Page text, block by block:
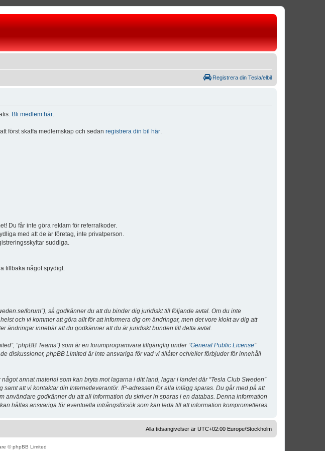
Registrera din Tesla/elbil
Bli medlem här.
först skaffa medlemskap och sedan registrera din bil här.
Du får inte göra reklam för referralkoder.
med att de är företag, inte privatperson.
suddiga.
tillbaka något spydigt.
forum”), så godkänner du att du binder dig juridiskt till följande avtal. Om du inte
och vi kommer att göra allt för att informera dig om ändringar, men det vore klokt av dig att
ändringar innebär att du godkänner att du är juridiskt bunden till detta avtal.
“phpBB Teams”) som är en forumprogramvara tillgänglig under “General Public License”
diskussioner, phpBB Limited är inte ansvariga för vad vi tillåter och/eller förbjuder för innehåll
annat material som kan bryta mot lagarna i ditt land, lagar i landet där “Tesla Club Sweden”
att vi kontaktar din Internetleverantör. IP-adressen för alla inlägg sparas. Du går med på att
användare godkänner du att all information du skriver in sparas i en databas. Denna information
hållas ansvariga för eventuella intrångsförsök som kan leda till att information komprometteras.
Alla tidsangivelser är UTC+02:00 Europe/Stockholm
© phpBB Limited